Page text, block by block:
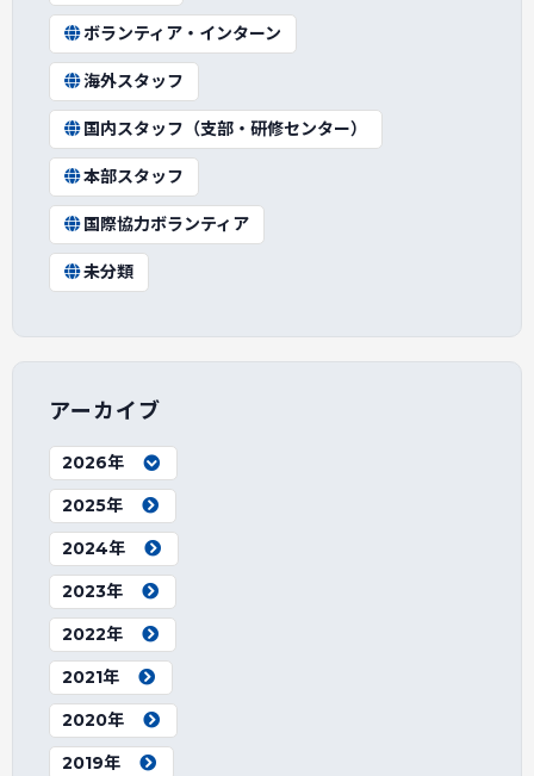
ボランティア・インターン
海外スタッフ
国内スタッフ（支部・研修センター）
本部スタッフ
国際協力ボランティア
未分類
アーカイブ
2026年
2025年
2024年
2023年
2022年
2021年
2020年
2019年